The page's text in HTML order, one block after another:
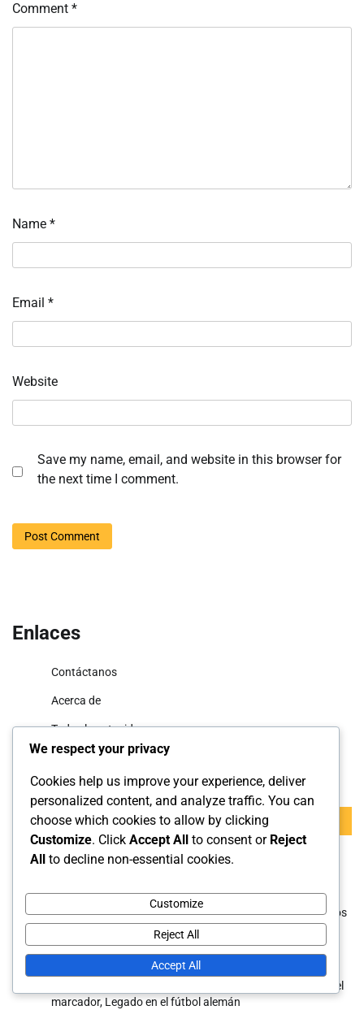
Comment *
Name *
Email *
Website
Save my name, email, and website in this browser for
the next time I comment.
Enlaces
Contáctanos
Acerca de
Todo el contenido
Buscar
Search
for:
Jürgen Klinsmann: Actuaciones en Copas del Mundo, Hitos
como entrenador, Éxitos en clubes
Toni Kroos: Infancia, logros en clubes, papel internacional
Gerd Müller: Cambiando roles de delantero, Influencia en el
marcador, Legado en el fútbol alemán
We respect your privacy
Cookies help us improve your experience, deliver
personalized content, and analyze traffic. You can
choose which cookies to allow by clicking
Customize. Click Accept All to consent or Reject
All to decline non-essential cookies.
Customize
Reject All
Accept All